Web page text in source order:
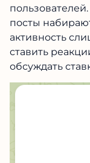
посты
активность
ставить
обсуждать